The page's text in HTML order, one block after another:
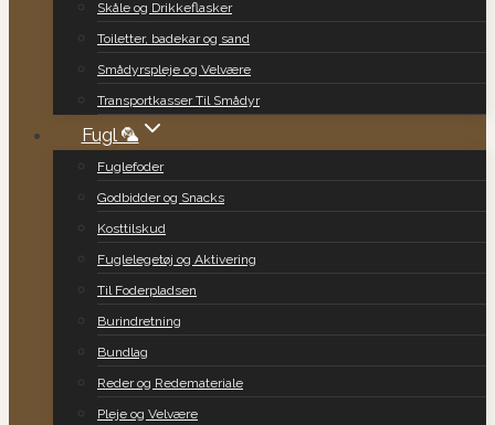
Skåle og Drikkeflasker
Toiletter, badekar og sand
Smådyrspleje og Velvære
Transportkasser Til Smådyr
Fugl 🦜
Fuglefoder
Godbidder og Snacks
Kosttilskud
Fuglelegetøj og Aktivering
Til Foderpladsen
Burindretning
Bundlag
Reder og Redemateriale
Pleje og Velvære